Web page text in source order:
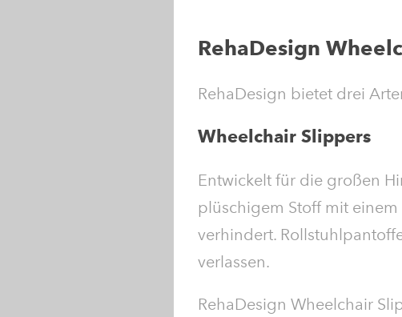
RehaDesign
RehaDesign bietet drei
Wheelchair Slippers
Entwickelt für die großen
plüschigem Stoff mit
verhindert.
verlassen.
RehaDesign Wheelchair